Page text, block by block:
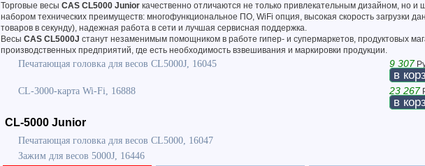
Торговые весы CAS CL5000 Junior качественно отличаются не только привлекательным дизайном, но и
набором технических преимуществ: многофункциональное ПО, WiFi опция, высокая скорость загрузки
товаров в секунду), надежная работа в сети и лучшая сервисная поддержка.
Весы CAS CL5000J станут незаменимым помощником в работе гипер- и супермаркетов, продуктовых
производственных предприятий, где есть необходимость взвешивания и маркировки продукции.
Печатающая головка для весов CL5000J, 16045 9 307
в
CL-3000-карта Wi-Fi, 16888 23 267
в
CL-5000 Junior
Печатающая головка для весов CL5000, 16047
Зажим для весов 5000J, 16446